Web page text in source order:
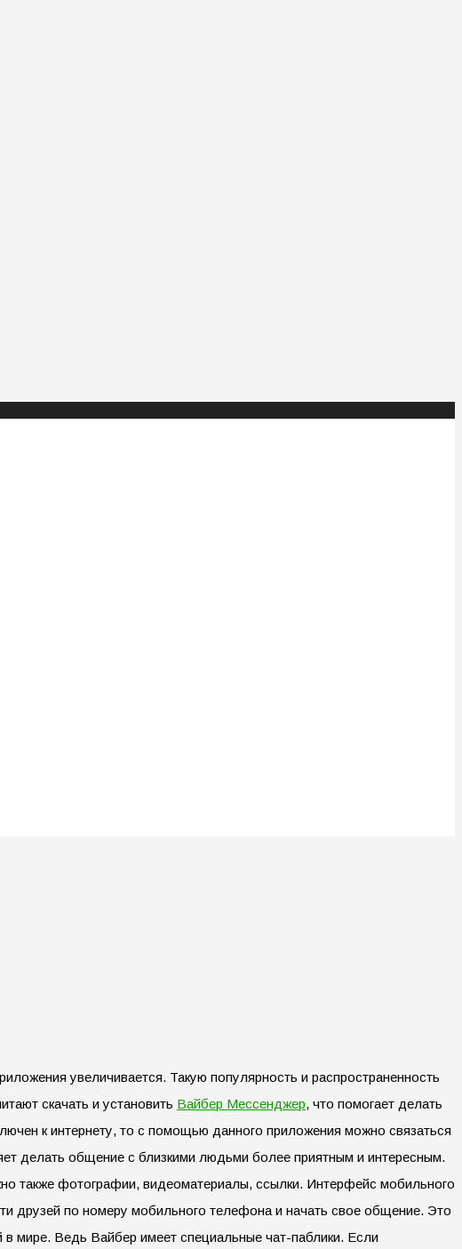
увеличивается. Такую популярность и распространенность
скачать и установить Вайбер Мессенджер, что помогает делать
к интернету, то с помощью данного приложения можно связаться
делать общение с близкими людьми более приятным и интересным.
также фотографии, видеоматериалы, ссылки. Интерфейс мобильного
друзей по номеру мобильного телефона и начать свое общение. Это
мире. Ведь Вайбер имеет специальные чат-паблики. Если